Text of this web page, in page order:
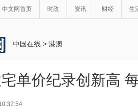
中文网首页 时政 资讯 财经 生
中国在线 > 港澳
单价纪录创新高